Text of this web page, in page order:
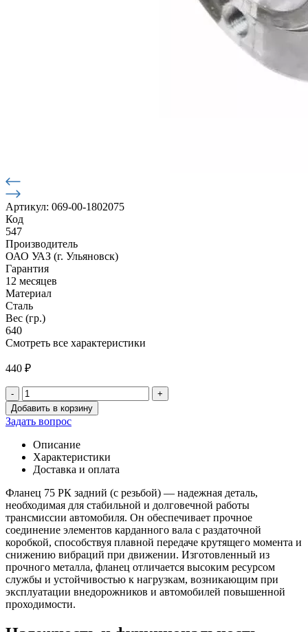
Артикул: 069-00-1802075
Код
547
Производитель
ОАО УАЗ (г. Ульяновск)
Гарантия
12 месяцев
Материал
Сталь
Вес (гр.)
640
Смотреть все характеристики
440 ₽
- +
Количество
товара
Фланец
задний
резьбой)
Добавить в корзину
Задать вопрос
Описание
Характеристики
Доставка и оплата
Фланец 75 РК задний (с резьбой) — надежная деталь,
необходимая для стабильной и долговечной работы
трансмиссии автомобиля. Он обеспечивает прочное
соединение элементов карданного вала с раздаточной
коробкой, способствуя плавной передаче крутящего момента и
снижению вибраций при движении. Изготовленный из
прочного металла, фланец отличается высоким ресурсом
службы и устойчивостью к нагрузкам, возникающим при
эксплуатации внедорожников и автомобилей повышенной
проходимости.